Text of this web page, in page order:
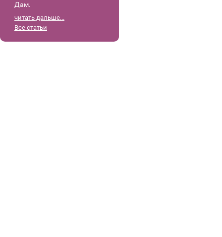
Дам.
читать дальше...
Все статьи